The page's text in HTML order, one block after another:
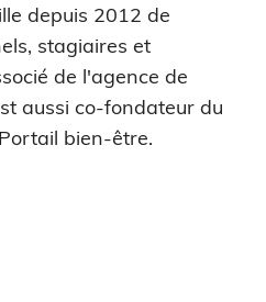
depuis 2012 de
stagiaires et
de l'agence de
aussi co-fondateur du
bien-être.